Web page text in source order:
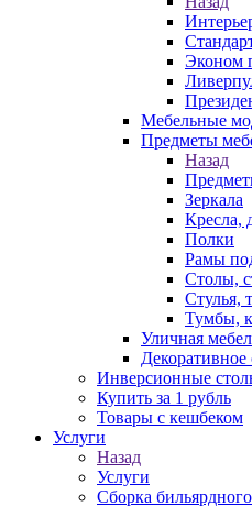
Эконом
Мебельные
Предметы
Назад
Зеркала
Кресла,
Полки
Рамы
Столы,
Стулья,
Тумбы,
Уличная
Инверсионные
Купить за 1 рубль
Товары с кешбеком
Услуги
Назад
Услуги
Сборка